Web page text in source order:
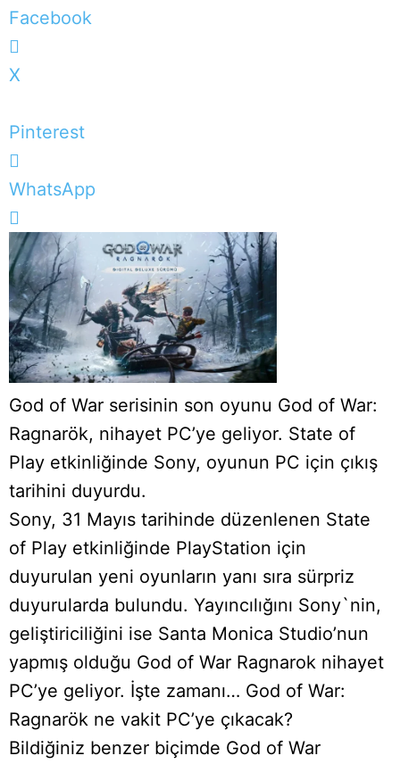
Facebook
X
Pinterest
WhatsApp
God of War serisinin son oyunu God of War:
Ragnarök, nihayet PC’ye geliyor. State of
Play etkinliğinde Sony, oyunun PC için çıkış
tarihini duyurdu.
Sony, 31 Mayıs tarihinde düzenlenen State
of Play etkinliğinde PlayStation için
duyurulan yeni oyunların yanı sıra sürpriz
duyurularda bulundu. Yayıncılığını Sony`nin,
geliştiriciliğini ise Santa Monica Studio’nun
yapmış olduğu God of War Ragnarok nihayet
PC’ye geliyor. İşte zamanı… God of War:
Ragnarök ne vakit PC’ye çıkacak?
Bildiğiniz benzer biçimde God of War